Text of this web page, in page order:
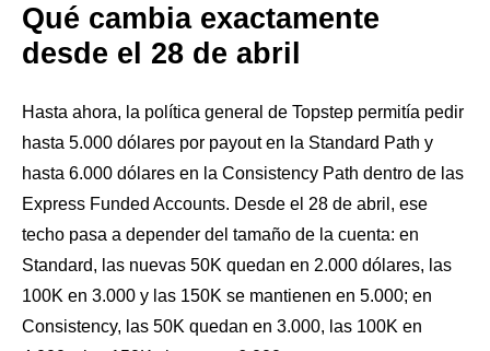
Qué cambia exactamente
desde el 28 de abril
Hasta ahora, la política general de Topstep permitía pedir
hasta 5.000 dólares por payout en la Standard Path y
hasta 6.000 dólares en la Consistency Path dentro de las
Express Funded Accounts. Desde el 28 de abril, ese
techo pasa a depender del tamaño de la cuenta: en
Standard, las nuevas 50K quedan en 2.000 dólares, las
100K en 3.000 y las 150K se mantienen en 5.000; en
Consistency, las 50K quedan en 3.000, las 100K en